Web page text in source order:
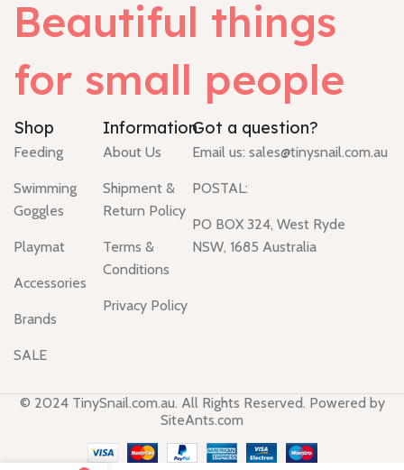
Beautiful things
for small people
Shop
Feeding
Swimming
Goggles
Playmat
Accessories
Brands
SALE
Information
About Us
Shipment &
Return Policy
Terms &
Conditions
Privacy Policy
Got a question?
Email us: sales@tinysnail.com.au
POSTAL:
PO BOX 324, West Ryde
NSW, 1685 Australia
© 2024 TinySnail.com.au. All Rights Reserved. Powered by
SiteAnts.com